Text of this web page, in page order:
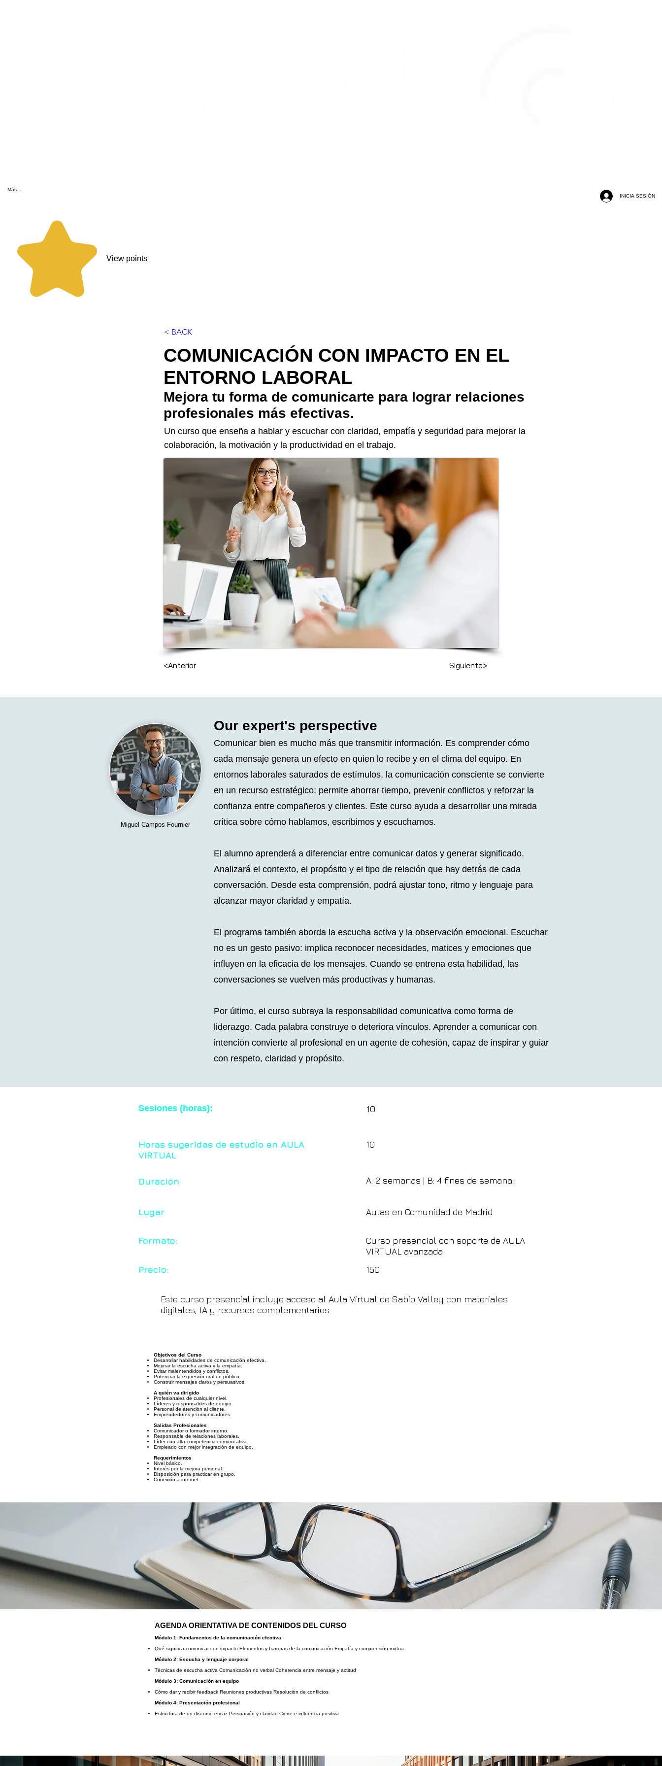
Más...
INICIA SESIÓN
View points
< BACK
COMUNICACIÓN CON IMPACTO EN EL
ENTORNO LABORAL
Mejora tu forma de comunicarte para lograr relaciones
profesionales más efectivas.
Un curso que enseña a hablar y escuchar con claridad, empatía y seguridad para mejorar la
colaboración, la motivación y la productividad en el trabajo.
<Anterior Siguiente>
Miguel Campos Fournier
Our expert's perspective
Comunicar bien es mucho más que transmitir información. Es comprender cómo
cada mensaje genera un efecto en quien lo recibe y en el clima del equipo. En
entornos laborales saturados de estímulos, la comunicación consciente se convierte
en un recurso estratégico: permite ahorrar tiempo, prevenir conflictos y reforzar la
confianza entre compañeros y clientes. Este curso ayuda a desarrollar una mirada
crítica sobre cómo hablamos, escribimos y escuchamos.
El alumno aprenderá a diferenciar entre comunicar datos y generar significado.
Analizará el contexto, el propósito y el tipo de relación que hay detrás de cada
conversación. Desde esta comprensión, podrá ajustar tono, ritmo y lenguaje para
alcanzar mayor claridad y empatía.
El programa también aborda la escucha activa y la observación emocional. Escuchar
no es un gesto pasivo: implica reconocer necesidades, matices y emociones que
influyen en la eficacia de los mensajes. Cuando se entrena esta habilidad, las
conversaciones se vuelven más productivas y humanas.
Por último, el curso subraya la responsabilidad comunicativa como forma de
liderazgo. Cada palabra construye o deteriora vínculos. Aprender a comunicar con
intención convierte al profesional en un agente de cohesión, capaz de inspirar y guiar
con respeto, claridad y propósito.
Sesiones (horas):
Horas sugeridas de estudio en AULA
VIRTUAL
Duración
10
10
A: 2 semanas | B: 4 fines de semana:
Lugar
Formato:
Precio:
Aulas en Comunidad de Madrid
Curso presencial con soporte de AULA
VIRTUAL avanzada
150
Este curso presencial incluye acceso al Aula Virtual de Sabio Valley con materiales
digitales, IA y recursos complementarios
Objetivos del Curso
Desarrollar habilidades de comunicación efectiva.
Mejorar la escucha activa y la empatía.
Evitar malentendidos y conflictos.
Potenciar la expresión oral en público.
Construir mensajes claros y persuasivos.
A quién va dirigido
Profesionales de cualquier nivel.
Líderes y responsables de equipo.
Personal de atención al cliente.
Emprendedores y comunicadores.
Salidas Profesionales
Comunicador o formador interno.
Responsable de relaciones laborales.
Líder con alta competencia comunicativa.
Empleado con mejor integración de equipo.
Requerimientos
Nivel básico.
Interés por la mejora personal.
Disposición para practicar en grupo.
Conexión a internet.
AGENDA ORIENTATIVA DE CONTENIDOS DEL CURSO
Módulo 1: Fundamentos de la comunicación efectiva
Qué significa comunicar con impacto Elementos y barreras de la comunicación Empatía y comprensión mutua
Módulo 2: Escucha y lenguaje corporal
Técnicas de escucha activa Comunicación no verbal Coherencia entre mensaje y actitud
Módulo 3: Comunicación en equipo
Cómo dar y recibir feedback Reuniones productivas Resolución de conflictos
Módulo 4: Presentación profesional
Estructura de un discurso eficaz Persuasión y claridad Cierre e influencia positiva